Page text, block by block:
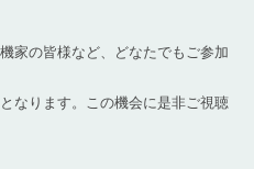
家の皆様など、どなたでもご参加
なります。この機会に是非ご視聴